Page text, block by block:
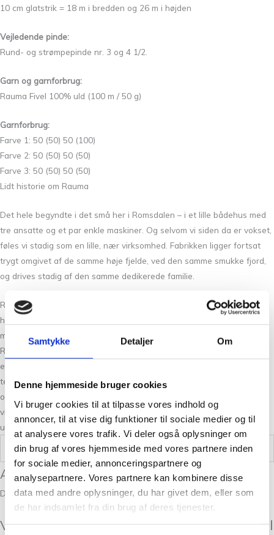
Samtykke Detaljer Om
Denne hjemmeside bruger cookies
Vi bruger cookies til at tilpasse vores indhold og
annoncer, til at vise dig funktioner til sociale medier og til
at analysere vores trafik. Vi deler også oplysninger om
din brug af vores hjemmeside med vores partnere inden
for sociale medier, annonceringspartnere og
analysepartnere. Vores partnere kan kombinere disse
data med andre oplysninger, du har givet dem, eller som
de har indsamlet fra din brug af deres tjenester.
10 cm glatstrik = 18 m i bredden og 26 m i højden
Vejledende pinde:
Rund- og strømpepinde nr. 3 og 4 1/2.
Garn og garnforbrug:
Rauma Fivel 100% uld (100 m / 50 g)
Garnforbrug:
Farve 1: 50 (50) 50 (100)
Farve 2: 50 (50) 50 (50)
Farve 3: 50 (50) 50 (50)
Lidt historie om Rauma
Det hele begyndte i det små her i Romsdalen – i et lille bådehus med
tre ansatte og et par enkle maskiner. Og selvom vi siden da er vokset,
føles vi stadig som en lille, nær virksomhed. Fabrikken ligger fortsat
trygt omgivet af de samme høje fjelde, ved den samme smukke fjord,
og drives stadig af den samme dedikerede familie.
Rauma Garn er formet af nærheden til naturen, kærligheden til
håndværket og passionen for design. Men mest af alt formes vi af de
mennesker, der arbejder her.
Rauma Garn er Sylvia, som kan lugte forskel på god og dårlig uld. Det
er Øyvind, der tryller de smukkeste farver frem. Nina, som altid tager
telefonen, når nogen har strikket forkert. Stina, der designer
opskriften, som alle ønsker sig. Hildegard, som ved alt, der er værd at
vide om strik. Og Gunnhild, som er vokset op her – midt i bedstefars
uldvarefabrik.
Vægt 0,5 kg
Anmeldelser
Der er endnu ikke nogle anmeldelser.
Vær den første til at anmelde “Frugthuen til